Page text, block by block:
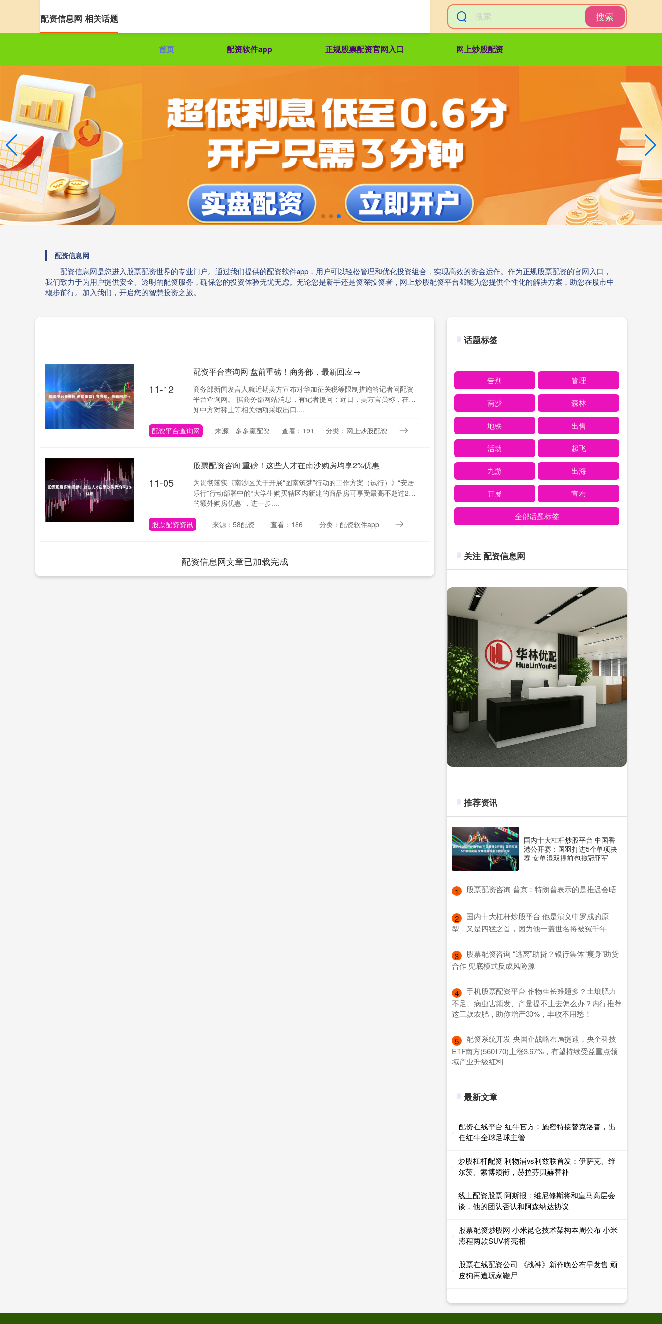
搜索
首页 配资软件app 正规股票配资官网入口 网上炒股配资
配资信息网
配资信息网是您进入股票配资世界的专业门户。通过我们提供的配资软件app，用户可以轻松管理和优化投资组合，实现高效的资金运作。作为正规股票配资的官网入口，
我们致力于为用户提供安全、透明的配资服务，确保您的投资体验无忧无虑。无论您是新手还是资深投资者，网上炒股配资平台都能为您提供个性化的解决方案，助您在股市中
稳步前行。加入我们，开启您的智慧投资之旅。
配资信息网 相关话题
11-12
配资平台查询网 盘前重磅！商务部，最新回应→
商务部新闻发言人就近期美方宣布对华加征关税等限制措施答记者问配资
平台查询网。 据商务部网站消息，有记者提问：近日，美方官员称，在得
知中方对稀土等相关物项采取出口....
配资平台查询网 来源：多多赢配资 查看：191 分类：网上炒股配资
11-05
股票配资咨询 重磅！这些人才在南沙购房均享2%优惠
为贯彻落实《南沙区关于开展“图南筑梦”行动的工作方案（试行）》“安居
乐行”行动部署中的“大学生购买辖区内新建的商品房可享受最高不超过2%
的额外购房优惠”，进一步....
股票配资资讯 来源：58配资 查看：186 分类：配资软件app
配资信息网文章已加载完成
话题标签
告别 管理
南沙 森林
地铁 出售
活动 起飞
九游 出海
开展 宣布
全部话题标签
关注 配资信息网
推荐资讯
国内十大杠杆炒股平台 中国香
港公开赛：国羽打进5个单项决
赛 女单混双提前包揽冠亚军
1 ​股票配资咨询 普京：特朗普表示的是推迟会晤
2
​国内十大杠杆炒股平台 他是演义中罗成的原
型，又是四猛之首，因为他一盖世名将被冤千年
3
​股票配资咨询 “逃离”助贷？银行集体“瘦身”助贷
合作 兜底模式反成风险源
4
​手机股票配资平台 作物生长难题多？土壤肥力
不足、病虫害频发、产量提不上去怎么办？内行推荐
这三款农肥，助你增产30%，丰收不用愁！
5
​配资系统开发 央国企战略布局提速，央企科技
ETF南方(560170)上涨3.67%，有望持续受益重点领
域产业升级红利
最新文章
配资在线平台 红牛官方：施密特接替克洛普，出
任红牛全球足球主管
炒股杠杆配资 利物浦vs利兹联首发：伊萨克、维
尔茨、索博领衔，赫拉芬贝赫替补
线上配资股票 阿斯报：维尼修斯将和皇马高层会
谈，他的团队否认和阿森纳达协议
股票配资炒股网 小米昆仑技术架构本周公布 小米
澎程两款SUV将亮相
股票在线配资公司 《战神》新作晚公布早发售 顽
皮狗再遭玩家鞭尸